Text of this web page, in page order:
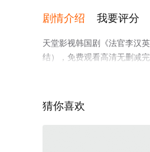
剧情介绍 我要评分
天堂影视韩国剧《法官李汉
结），免费观看高清无删减
猜你喜欢